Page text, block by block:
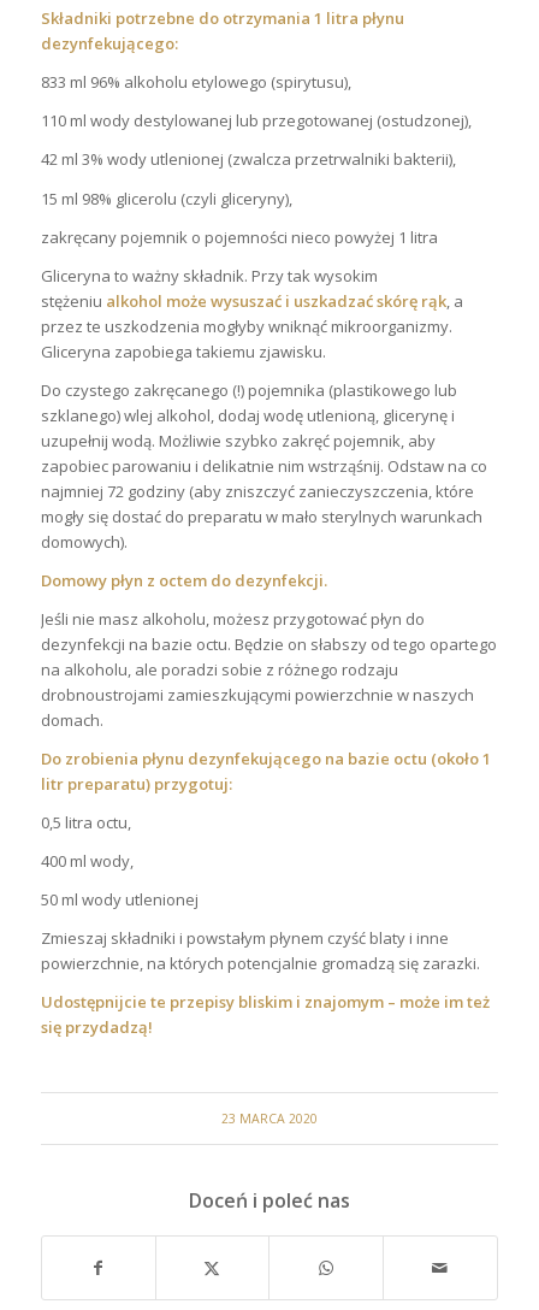
Składniki potrzebne do otrzymania 1 litra płynu
dezynfekującego:
833 ml 96% alkoholu etylowego (spirytusu),
110 ml wody destylowanej lub przegotowanej (ostudzonej),
42 ml 3% wody utlenionej (zwalcza przetrwalniki bakterii),
15 ml 98% glicerolu (czyli gliceryny),
zakręcany pojemnik o pojemności nieco powyżej 1 litra
Gliceryna to ważny składnik. Przy tak wysokim
stężeniu alkohol może wysuszać i uszkadzać skórę rąk, a
przez te uszkodzenia mogłyby wniknąć mikroorganizmy.
Gliceryna zapobiega takiemu zjawisku.
Do czystego zakręcanego (!) pojemnika (plastikowego lub
szklanego) wlej alkohol, dodaj wodę utlenioną, glicerynę i
uzupełnij wodą. Możliwie szybko zakręć pojemnik, aby
zapobiec parowaniu i delikatnie nim wstrząśnij. Odstaw na co
najmniej 72 godziny (aby zniszczyć zanieczyszczenia, które
mogły się dostać do preparatu w mało sterylnych warunkach
domowych).
Domowy płyn z octem do dezynfekcji.
Jeśli nie masz alkoholu, możesz przygotować płyn do
dezynfekcji na bazie octu. Będzie on słabszy od tego opartego
na alkoholu, ale poradzi sobie z różnego rodzaju
drobnoustrojami zamieszkującymi powierzchnie w naszych
domach.
Do zrobienia płynu dezynfekującego na bazie octu (około 1
litr preparatu) przygotuj:
0,5 litra octu,
400 ml wody,
50 ml wody utlenionej
Zmieszaj składniki i powstałym płynem czyść blaty i inne
powierzchnie, na których potencjalnie gromadzą się zarazki.
Udostępnijcie te przepisy bliskim i znajomym – może im też
się przydadzą!
23 MARCA 2020
Doceń i poleć nas